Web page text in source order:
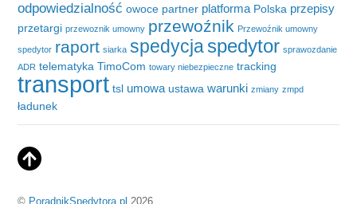
odpowiedzialność owoce partner platforma Polska przepisy
przetargi przewoznik umowny przewoźnik Przewoźnik umowny
spedytor raport siarka spedycjaspedytor sprawozdanie
ADR telematyka TimoCom towary niebezpieczne tracking
transport tsl umowa ustawa warunki zmiany zmpd
ładunek
© PoradnikSpedytora.pl 2026